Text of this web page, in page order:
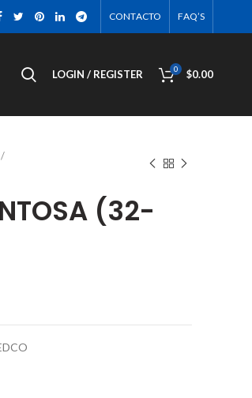
CONTACTO FAQ’S
LOGIN / REGISTER 0 $0.00
(32-